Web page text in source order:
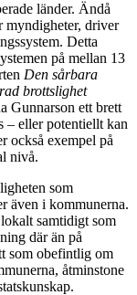
länder. Ändå
myndigheter, driver
Detta
på mellan 13
Den sårbara
brottslighet
Gunnarson ett brett
– eller potentiellt kan
också exempel på
nivå.
som
även i kommunerna.
samtidigt som
där än på
som obefintlig om
åtminstone